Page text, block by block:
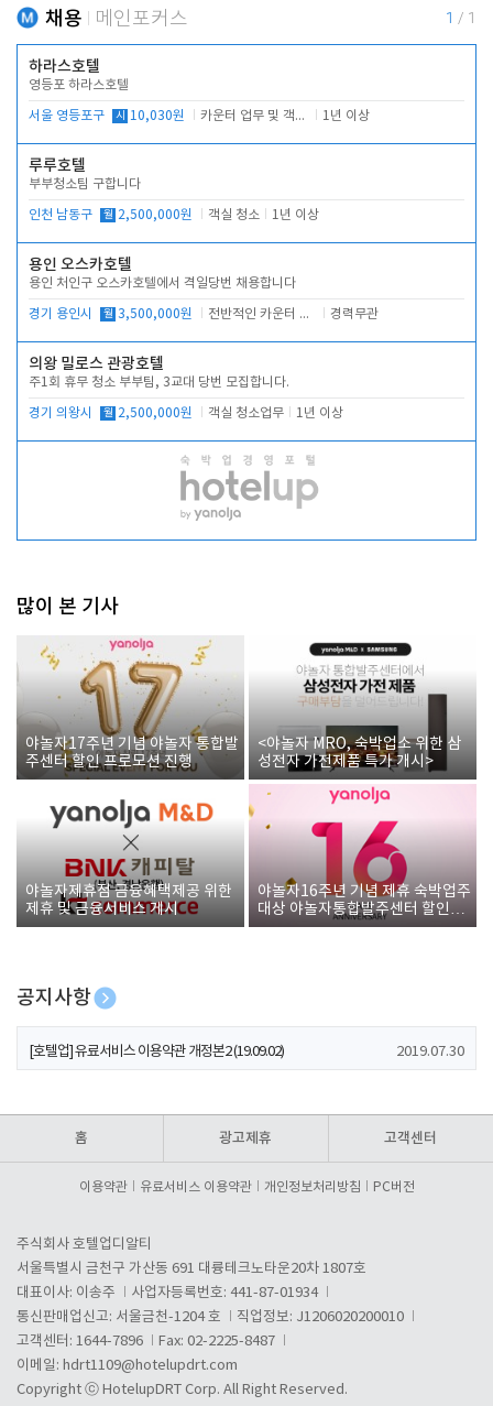
채용 메인포커스 1 / 1
하라스호텔
영등포 하라스호텔
서울 영등포구 시 10,030원 카운터 업무 및 객실관리(청소상태 확인, 객실판매) 1년 이상
루루호텔
부부청소팀 구합니다
인천 남동구 월 2,500,000원 객실 청소 1년 이상
용인 오스카호텔
용인 처인구 오스카호텔에서 격일당번 채용합니다
경기 용인시 월 3,500,000원 전반적인 카운터 업무 경력무관
의왕 밀로스 관광호텔
주1회 휴무 청소 부부팀, 3교대 당번 모집합니다.
경기 의왕시 월 2,500,000원 객실 청소업무 1년 이상
많이 본 기사
야놀자17주년 기념 야놀자 통합발
주센터 할인 프로모션 진행
<야놀자 MRO, 숙박업소 위한 삼
성전자 가전제품 특가 개시>
야놀자제휴점 금융혜택제공 위한
제휴 및 금융서비스 게시
야놀자16주년 기념 제휴 숙박업주
대상 야놀자통합발주센터 할인쿠
폰 증정
공지사항
[호텔업] 개인정보 처리방침 개정본1 (19.09.02)
[호텔업] 유료서비스 이용약관 개정본2 (19.09.02) 2019.07.30
홈 광고제휴 고객센터
이용약관 유료서비스 이용약관 개인정보처리방침 PC버전
주식회사 호텔업디알티
서울특별시 금천구 가산동 691 대륭테크노타운20차 1807호
대표이사: 이송주
사업자등록번호: 441-87-01934
통신판매업신고: 서울금천-1204 호
직업정보: J1206020200010
고객센터: 1644-7896
Fax: 02-2225-8487
이메일: hdrt1109@hotelupdrt.com
Copyright ⓒ HotelupDRT Corp. All Right Reserved.